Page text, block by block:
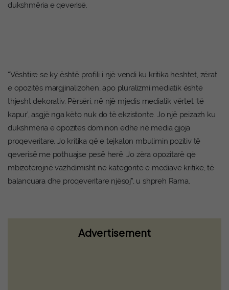
dukshmëria e qeverisë.
“Vështirë se ky është profili i një vendi ku kritika heshtet, zërat
e opozitës margjinalizohen, apo pluralizmi mediatik është
thjesht dekorativ. Përsëri, në një mjedis mediatik vërtet ‘të
kapur’, asgjë nga këto nuk do të ekzistonte. Jo një peizazh ku
dukshmëria e opozitës dominon edhe në media gjoja
proqeveritare. Jo kritika që e tejkalon mbulimin pozitiv të
qeverisë me pothuajse pesë herë. Jo zëra opozitarë që
mbizotërojnë vazhdimisht në kategoritë e mediave kritike, të
balancuara dhe proqeveritare njësoj”, u shpreh Rama.